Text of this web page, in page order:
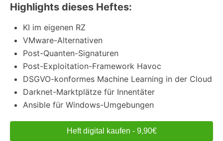
Highlights dieses Heftes:
KI im eigenen RZ
VMware-Alternativen
Post-Quanten-Signaturen
Post-Exploitation-Framework Havoc
DSGVO-konformes Machine Learning in der Cloud
Darknet-Marktplätze für Innentäter
Ansible für Windows-Umgebungen
Heft digital kaufen - 9,90€